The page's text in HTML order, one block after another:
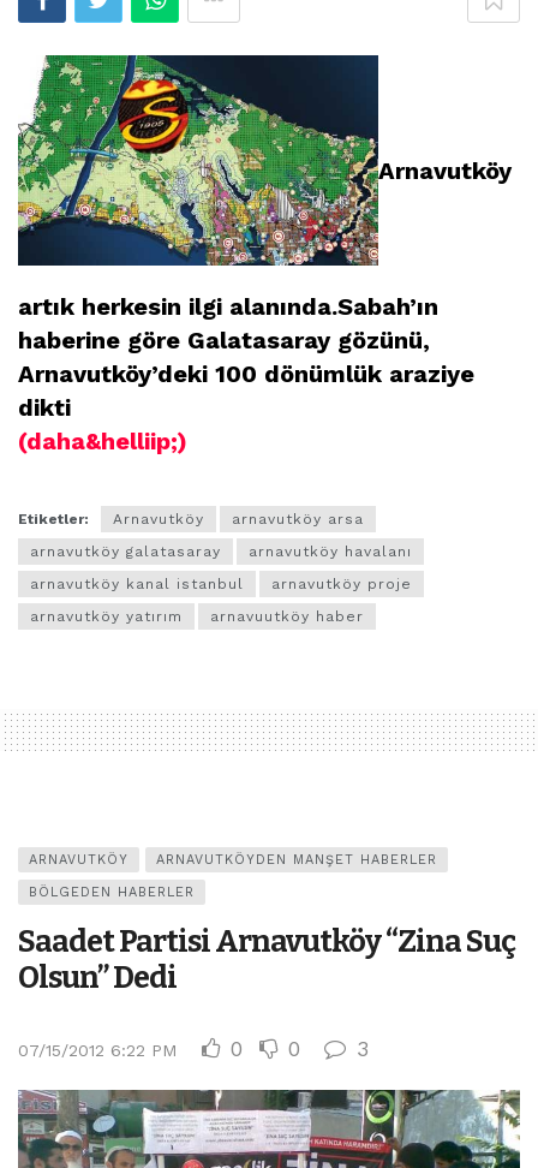
Arnavutköy
artık herkesin ilgi alanında.Sabah’ın
haberine göre Galatasaray gözünü,
Arnavutköy’deki 100 dönümlük araziye
dikti
(daha&helliip;)
Etiketler: Arnavutköy
arnavutköy arsa
arnavutköy galatasaray
arnavutköy havalanı
arnavutköy kanal istanbul
arnavutköy proje
arnavutköy yatırım
arnavuutköy haber
ARNAVUTKÖY ARNAVUTKÖYDEN MANŞET HABERLER
BÖLGEDEN HABERLER
Saadet Partisi Arnavutköy “Zina Suç
Olsun” Dedi
07/15/2012 6:22 PM 0 0 3